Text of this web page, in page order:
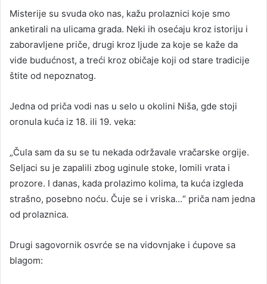
Misterije su svuda oko nas, kažu prolaznici koje smo
anketirali na ulicama grada. Neki ih osećaju kroz istoriju i
zaboravljene priče, drugi kroz ljude za koje se kaže da
vide budućnost, a treći kroz običaje koji od stare tradicije
štite od nepoznatog.
Jedna od priča vodi nas u selo u okolini Niša, gde stoji
oronula kuća iz 18. ili 19. veka:
„Čula sam da su se tu nekada održavale vračarske orgije.
Seljaci su je zapalili zbog uginule stoke, lomili vrata i
prozore. I danas, kada prolazimo kolima, ta kuća izgleda
strašno, posebno noću. Čuje se i vriska…“ priča nam jedna
od prolaznica.
Drugi sagovornik osvrće se na vidovnjake i ćupove sa
blagom: